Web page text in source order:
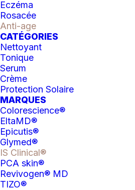
Eczéma
Rosacée
Anti-age
CATÉGORIES
Nettoyant
Tonique
Serum
Crème
Protection Solaire
MARQUES
Colorescience®
EltaMD®
Epicutis®
Glymed®
IS Clinical®
PCA skin®
Revivogen® MD
TIZO®
Peel
(iS
Clinical)
Catégorie
Système peeling maison
exfoliant et régénérant.
Bienfaits
Réduit l’apparence des
et la taille des pores